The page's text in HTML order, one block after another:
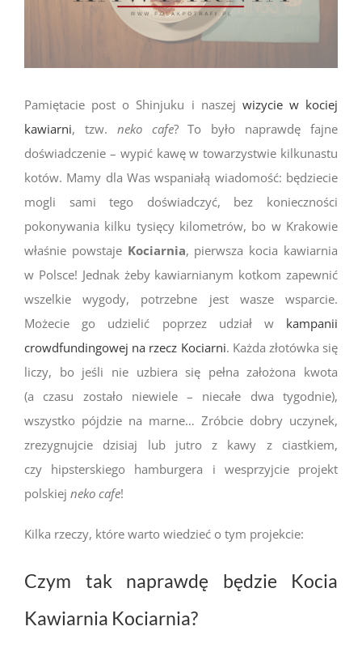
Pamiętacie post o Shinjuku i naszej wizycie w kociej
kawiarni, tzw. neko cafe? To było naprawdę fajne
doświadczenie – wypić kawę w towarzystwie kilkunastu
kotów. Mamy dla Was wspaniałą wiadomość: będziecie
mogli sami tego doświadczyć, bez konieczności
pokonywania kilku tysięcy kilometrów, bo w Krakowie
właśnie powstaje Kociarnia, pierwsza kocia kawiarnia
w Polsce! Jednak żeby kawiarnianym kotkom zapewnić
wszelkie wygody, potrzebne jest wasze wsparcie.
Możecie go udzielić poprzez udział w kampanii
crowdfundingowej na rzecz Kociarni. Każda złotówka się
liczy, bo jeśli nie uzbiera się pełna założona kwota
(a czasu zostało niewiele – niecałe dwa tygodnie),
wszystko pójdzie na marne… Zróbcie dobry uczynek,
zrezygnujcie dzisiaj lub jutro z kawy z ciastkiem,
czy hipsterskiego hamburgera i wesprzyjcie projekt
polskiej neko cafe!
Kilka rzeczy, które warto wiedzieć o tym projekcie:
Czym tak naprawdę będzie Kocia
Kawiarnia Kociarnia?